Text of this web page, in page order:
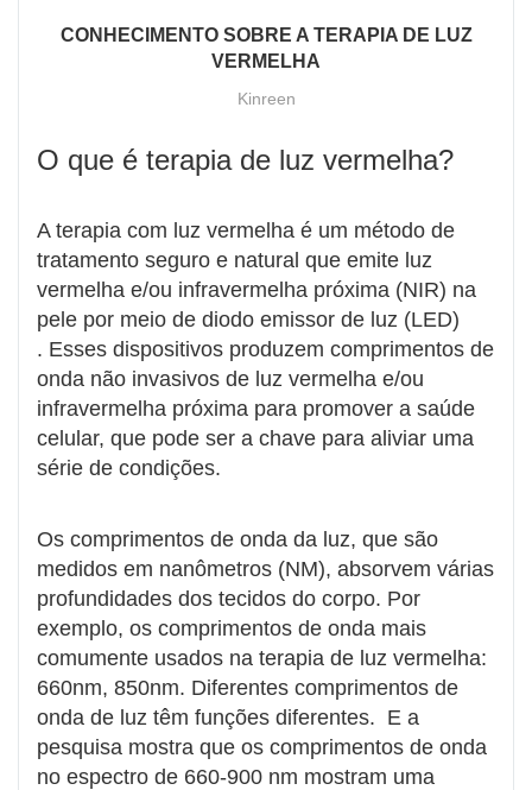
CONHECIMENTO SOBRE A TERAPIA DE LUZ
VERMELHA
Kinreen
O que é terapia de luz vermelha?
A terapia com luz vermelha é um método de
tratamento seguro e natural que emite luz
vermelha e/ou infravermelha próxima (NIR) na
pele por meio de diodo emissor de luz (LED)
. Esses dispositivos produzem comprimentos de
onda não invasivos de luz vermelha e/ou
infravermelha próxima para promover a saúde
celular, que pode ser a chave para aliviar uma
série de condições.
Os comprimentos de onda da luz, que são
medidos em nanômetros (NM), absorvem várias
profundidades dos tecidos do corpo. Por
exemplo, os comprimentos de onda mais
comumente usados ​​na terapia de luz vermelha:
660nm, 850nm. Diferentes comprimentos de
onda de luz têm funções diferentes. E a
pesquisa mostra que os comprimentos de onda
no espectro de 660-900 nm mostram uma